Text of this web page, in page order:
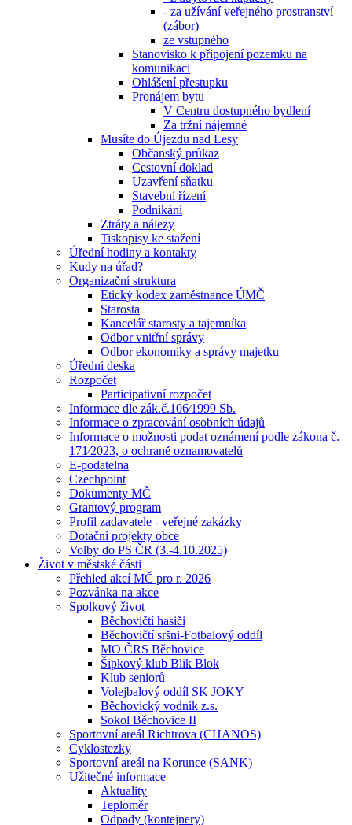
- za užívání veřejného prostranství
(zábor)
ze vstupného
Stanovisko k připojení pozemku na
komunikaci
Ohlášení přestupku
Pronájem bytu
V Centru dostupného bydlení
Za tržní nájemné
Musíte do Újezdu nad Lesy
Občanský průkaz
Cestovní doklad
Uzavření sňatku
Stavební řízení
Podnikání
Ztráty a nálezy
Tiskopisy ke stažení
Úřední hodiny a kontakty
Kudy na úřad?
Organizační struktura
Etický kodex zaměstnance ÚMČ
Starosta
Kancelář starosty a tajemníka
Odbor vnitřní správy
Odbor ekonomiky a správy majetku
Úřední deska
Rozpočet
Participativní rozpočet
Informace dle zák.č.106⁄1999 Sb.
Informace o zpracování osobních údajů
Informace o možnosti podat oznámení podle zákona č.
171⁄2023, o ochraně oznamovatelů
E-podatelna
Czechpoint
Dokumenty MČ
Grantový program
Profil zadavatele - veřejné zakázky
Dotační projekty obce
Volby do PS ČR (3.-4.10.2025)
Život v městské části
Přehled akcí MČ pro r. 2026
Pozvánka na akce
Spolkový život
Běchovičtí hasiči
Běchovičtí sršni-Fotbalový oddíl
MO ČRS Běchovice
Šipkový klub Blik Blok
Klub seniorů
Volejbalový oddíl SK JOKY
Běchovický vodník z.s.
Sokol Běchovice II
Sportovní areál Richtrova (CHANOS)
Cyklostezky
Sportovní areál na Korunce (SANK)
Užitečné informace
Aktuality
Teploměr
Odpady (kontejnery)